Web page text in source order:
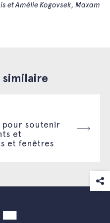
et Amélie Kogovsek, Maxam
pour soutenir
et
et fenêtres